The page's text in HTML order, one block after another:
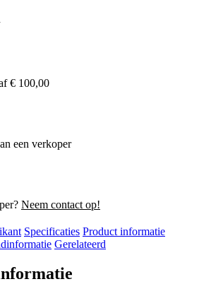
€ 100,00
een verkoper
Neem contact op!
Specificaties Product informatie
Gerelateerd